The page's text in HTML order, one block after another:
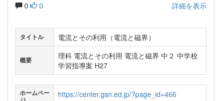
0 0 詳細を表示
タイトル 電流とその利用（電流と磁界）
概要
理科 電流とその利用 電流と磁界 中２ 中学校
学習指導案 H27
ホームペー
https://center.gsn.ed.jp/?page_id=466